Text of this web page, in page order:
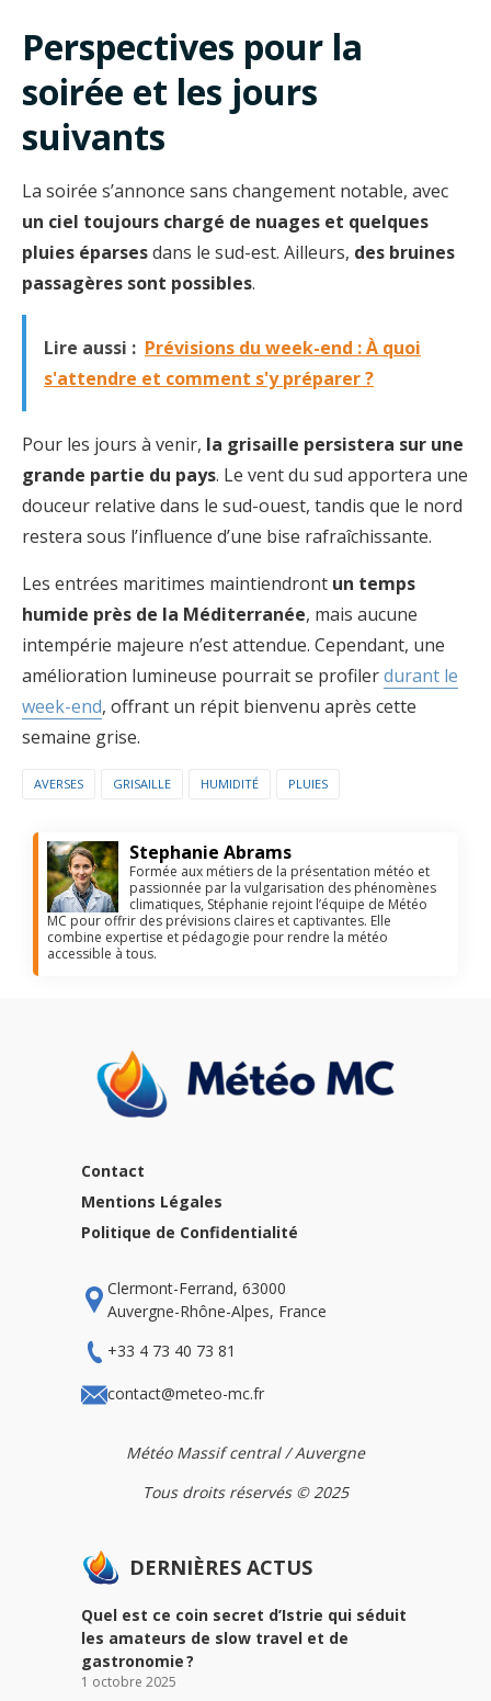
Perspectives pour la
soirée et les jours
suivants
La soirée s’annonce sans changement notable, avec
un ciel toujours chargé de nuages et quelques
pluies éparsesdans le sud-est. Ailleurs, des bruines
passagères sont possibles.
Lire aussi : Prévisions du week-end : À quoi
s'attendre et comment s'y préparer ?
Pour les jours à venir, la grisaille persistera sur une
grande partie du pays. Le vent du sud apportera une
douceur relative dans le sud-ouest, tandis que le nord
restera sous l’influence d’une bise rafraîchissante.
Les entrées maritimes maintiendront un temps
humide près de la Méditerranée, mais aucune
intempérie majeure n’est attendue. Cependant, une
amélioration lumineuse pourrait se profilerdurant le
week-end, offrant un répit bienvenu après cette
semaine grise.
AVERSES GRISAILLE HUMIDITÉ PLUIES
Stephanie Abrams
Formée aux métiers de la présentation météo et
passionnée par la vulgarisation des phénomènes
climatiques, Stéphanie rejoint l’équipe de Météo
MC pour offrir des prévisions claires et captivantes. Elle
combine expertise et pédagogie pour rendre la météo
accessible à tous.
Contact
Mentions Légales
Politique de Confidentialité
Clermont-Ferrand, 63000
Auvergne-Rhône-Alpes, France
+33 4 73 40 73 81
contact@meteo-mc.fr
Météo Massif central / Auvergne
Tous droits réservés © 2025
DERNIÈRES ACTUS
Quel est ce coin secret d’Istrie qui séduit
les amateurs de slow travel et de
gastronomie ?
1 octobre 2025